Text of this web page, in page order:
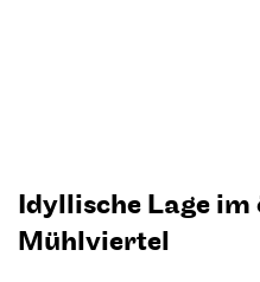
Idyllische Lage
Mühlviertel